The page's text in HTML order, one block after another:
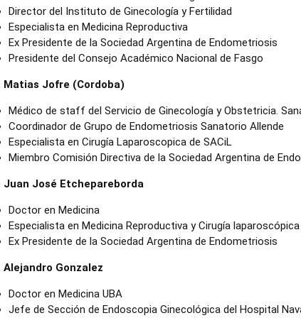
Director del Instituto de Ginecología y Fertilidad
Especialista en Medicina Reproductiva
Ex Presidente de la Sociedad Argentina de Endometriosis
Presidente del Consejo Académico Nacional de Fasgo
Matias Jofre (Cordoba)
Médico de staff del Servicio de Ginecología y Obstetricia.
Coordinador de Grupo de Endometriosis Sanatorio Allende
Especialista en Cirugía Laparoscopica de SACiL
Miembro Comisión Directiva de la Sociedad Argentina de
Juan José Etchepareborda
Doctor en Medicina
Especialista en Medicina Reproductiva y Cirugía laparoscópica
Ex Presidente de la Sociedad Argentina de Endometriosis
Alejandro Gonzalez
Doctor en Medicina UBA
Jefe de Sección de Endoscopia Ginecológica del Hospital